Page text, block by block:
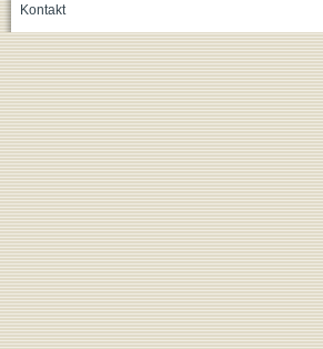
Kontakt